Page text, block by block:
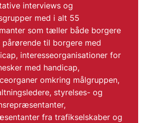
interviews og
med i alt 55
som tæller både borgere
pårørende til borgere med
interesseorganisationer for
med handicap,
omkring målgruppen,
styrelses- og
fra trafikselskaber og